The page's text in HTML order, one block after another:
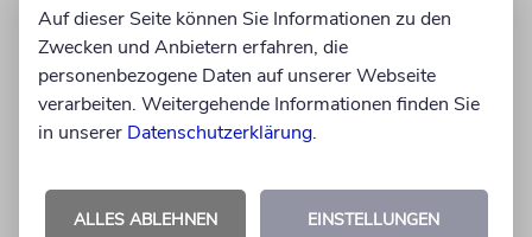
Auf dieser Seite können Sie Informationen zu den
Zwecken und Anbietern erfahren, die
personenbezogene Daten auf unserer Webseite
verarbeiten. Weitergehende Informationen finden Sie
in unserer Datenschutzerklärung.
ALLES ABLEHNEN EINSTELLUNGEN